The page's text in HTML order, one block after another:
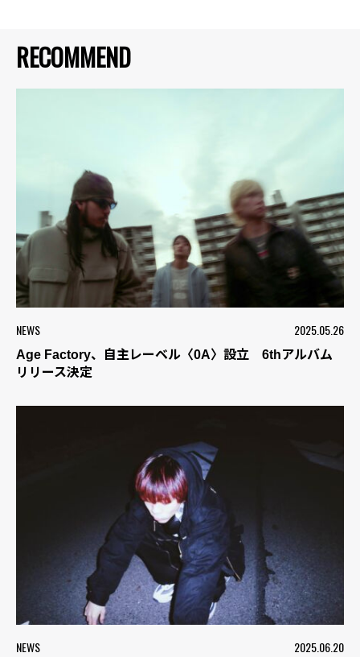
RECOMMEND
NEWS 2025.05.26
Age Factory、自主レーベル〈0A〉設立 6thアルバム
リリース決定
NEWS 2025.06.20